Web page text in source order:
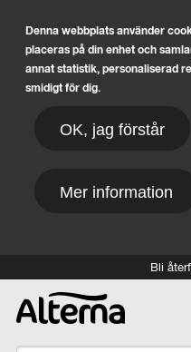
Denna webbplats använder
placeras på din enhet och
annat statistik, personaliserad
smidigt för dig.
OK, jag förstår
Mer information
Hoppa till huvudinnehåll
Bli